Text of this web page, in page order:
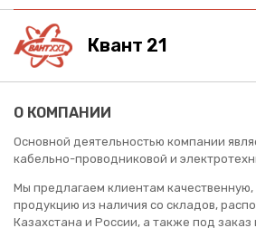
Квант 21
О КОМПАНИИ
Основной деятельностью компании
кабельно-проводниковой и
Мы предлагаем клиентам
продукцию из наличия со складов,
Казахстана и России, а также под заказ